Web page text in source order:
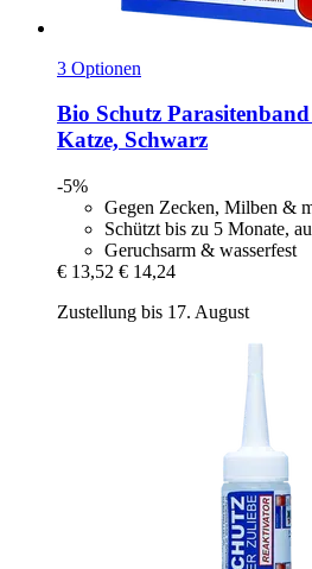
3 Optionen
Bio Schutz
Katze, Schwarz
-5%
Gegen Zecken, Milben &
Schützt bis zu 5 Monate,
Geruchsarm & wasserfest
€ 13,52 € 14,24
Zustellung bis 17. August